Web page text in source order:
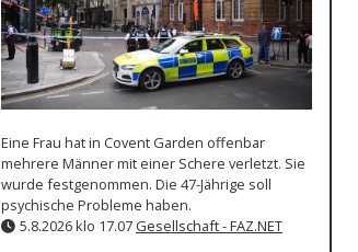
Eine Frau hat in Covent Garden offenbar
mehrere Männer mit einer Schere verletzt. Sie
wurde festgenommen. Die 47-Jährige soll
psychische Probleme haben.
5.8.2026 klo 17.07 Gesellschaft - FAZ.NET